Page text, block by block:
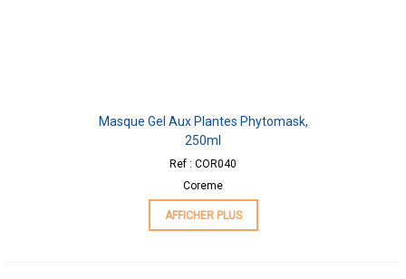
Masque Gel Aux Plantes Phytomask,
250ml
Ref : COR040
Coreme
AFFICHER PLUS